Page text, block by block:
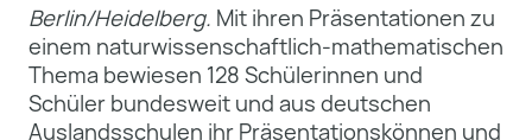
Berlin/Heidelberg. Mit ihren Präsentationen zu
einem naturwissenschaftlich-mathematischen
Thema bewiesen 128 Schülerinnen und
Schüler bundesweit und aus deutschen
Auslandsschulen ihr Präsentationskönnen und